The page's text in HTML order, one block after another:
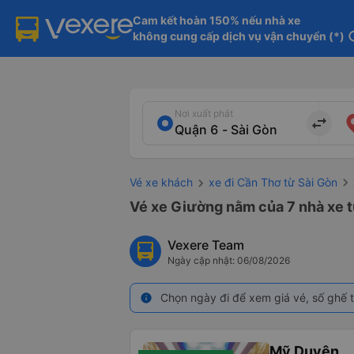
Cam kết hoàn 150% nếu nhà xe
không cung cấp dịch vụ vận chuyển (*)
Nơi xuất phát
import_export
Vé xe khách xe đi Cần Thơ từ Sài Gòn
Vé xe Giường nằm của 7 nhà xe
Vexere Team
Ngày cập nhật: 06/08/2026
info Chọn ngày đi để xem giá vé, số